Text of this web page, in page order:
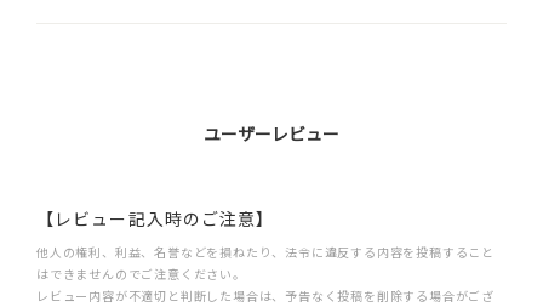
ユーザーレビュー
【レビュー記入時のご注意】
他人の権利、利益、名誉などを損ねたり、法令に違反する内容を投稿すること
はできませんのでご注意ください。
レビュー内容が不適切と判断した場合は、予告なく投稿を削除する場合がござ